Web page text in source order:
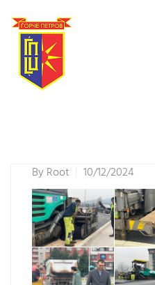
ByRoot 10/12/2024